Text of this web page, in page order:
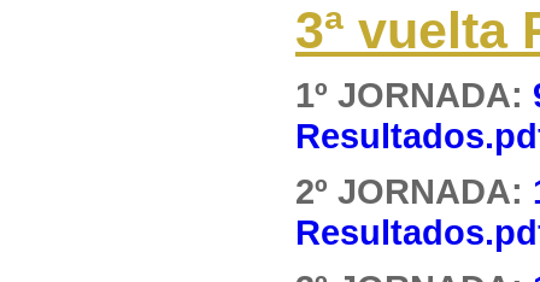
3ª vuelta
1º JORNADA:
2º JORNADA: